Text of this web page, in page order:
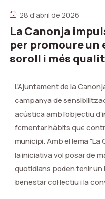
28 d'abril de 2026
La Canonja
per promoure un
soroll i més
L’Ajuntament de la
campanya de
acústica amb l’objectiu
fomentar hàbits que
municipi. Amb el lema “La
la iniciativa vol posar de
quotidians poden tenir un
benestar col·lectiu i la